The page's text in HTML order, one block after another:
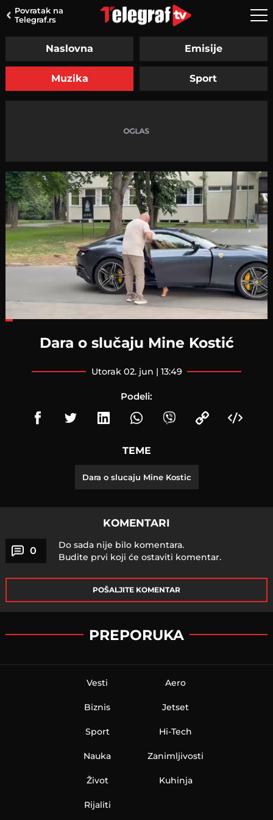
Povratak na
Telegraf.rs
Naslovna Emisije
Muzika Sport
Dara o slučaju Mine Kostić
utorak 02. jun | 13:49
Podeli:
TEME
Dara o slucaju Mine Kostic
KOMENTARI
0
Do sada nije bilo komentara.
Budite prvi koji će ostaviti komentar.
POŠALJITE KOMENTAR
PREPORUKA
Vesti
Biznis
Sport
Nauka
Aero
Jetset
Hi-Tech
Zanimljivosti
Život Kuhinja
Rijaliti